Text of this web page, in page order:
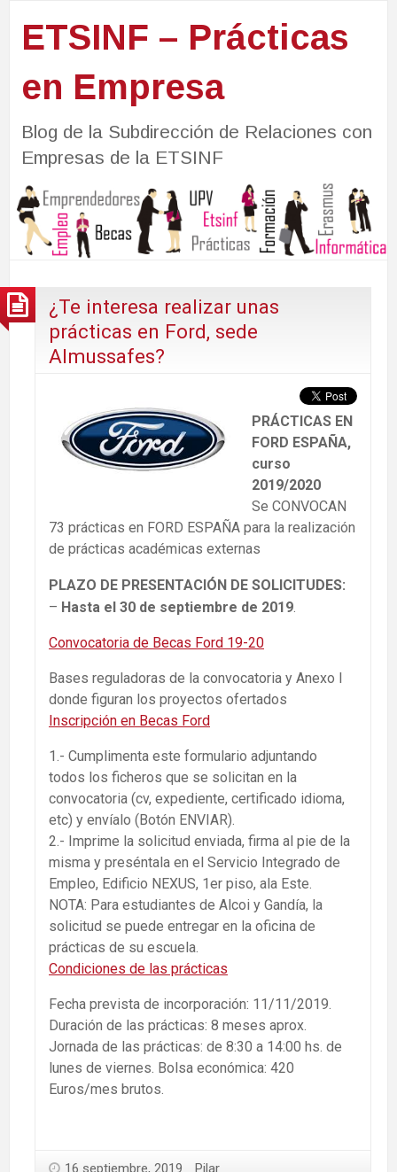
ETSINF – Prácticas
en Empresa
Blog de la Subdirección de Relaciones con
Empresas de la ETSINF
¿Te interesa realizar unas
prácticas en Ford, sede
Almussafes?
PRÁCTICAS EN
FORD ESPAÑA,
curso
2019/2020
Se CONVOCAN
73 prácticas en FORD ESPAÑA para la realización
de prácticas académicas externas
PLAZO DE PRESENTACIÓN DE SOLICITUDES:
– Hasta el 30 de septiembre de 2019
Convocatoria de Becas Ford 19-20
Bases reguladoras de la convocatoria y Anexo I
donde figuran los proyectos ofertados
Inscripción en Becas Ford
1.- Cumplimenta este formulario adjuntando
todos los ficheros que se solicitan en la
convocatoria (cv, expediente, certificado idioma,
etc) y envíalo (Botón ENVIAR).
2.- Imprime la solicitud enviada, firma al pie de la
misma y preséntala en el Servicio Integrado de
Empleo, Edificio NEXUS, 1er piso, ala Este.
NOTA: Para estudiantes de Alcoi y Gandía, la
solicitud se puede entregar en la oficina de
prácticas de su escuela.
Condiciones de las prácticas
Fecha prevista de incorporación: 11/11/2019.
Duración de las prácticas: 8 meses aprox.
Jornada de las prácticas: de 8:30 a 14:00 hs. de
lunes de viernes. Bolsa económica: 420
Euros/mes brutos.
16 septiembre, 2019 Pilar